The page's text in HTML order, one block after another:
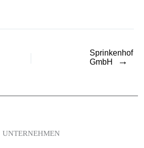
Sprinkenhof
GmbH
→
UNTERNEHMEN